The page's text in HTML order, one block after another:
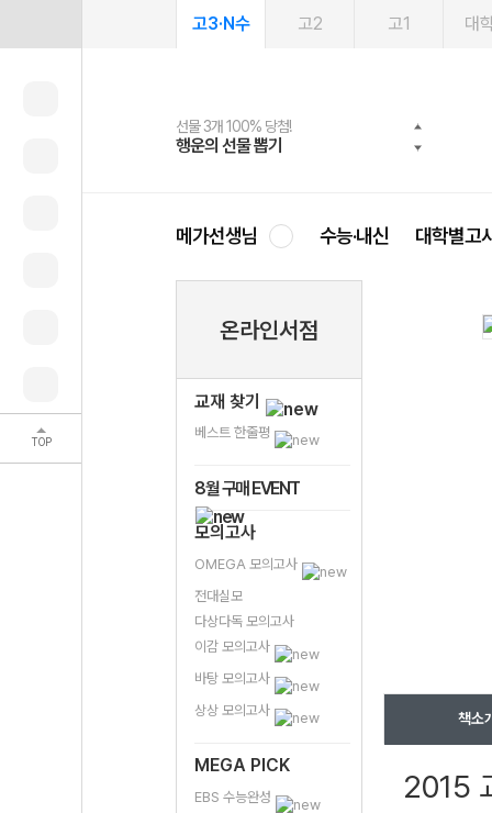
TOP
고3·N수 고2 고1 대
선물 3개 100% 당첨!
행운의 선물 뽑기
선물 100% 증정!
메가스터디 X 올리브
여름방학 스터디 캐시백
메가런 썸머스쿨
2027 러셀 단과
강사 공개선발
스마트러닝앱
설문 EVENT
메가패스
3일 무료 체험권
메가패스 수강생 무료혜택!
메가클럽 멤버십
사회공헌 캠페인
희망이룸 메가나눔
메가선생님 수능·내신 대학별고
온라인서점
교재 찾기
베스트 한줄평
8월 구매 EVENT
모의고사
OMEGA 모의고사
전대실모
다상다독 모의고사
이감 모의고사
바탕 모의고사
상상 모의고사
MEGA PICK
EBS 수능완성
책소
2015